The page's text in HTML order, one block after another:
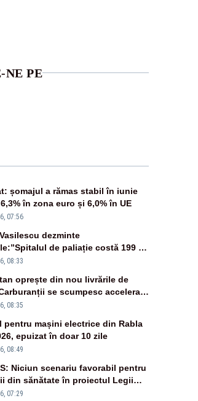
NE PE
șomajul a rămas stabil în iunie
în zona euro și 6,0% în UE
07:56
dezminte
de paliație costă 199 de
de euro, nu 500 de milioane”
08:33
oprește din nou livrările de
se scumpesc accelerat,
plătesc nota de plată
08:35
pentru mașini electrice din Rabla
epuizat în doar 10 zile
08:49
Niciun scenariu favorabil pentru
din sănătate în proiectul Legii
07:29